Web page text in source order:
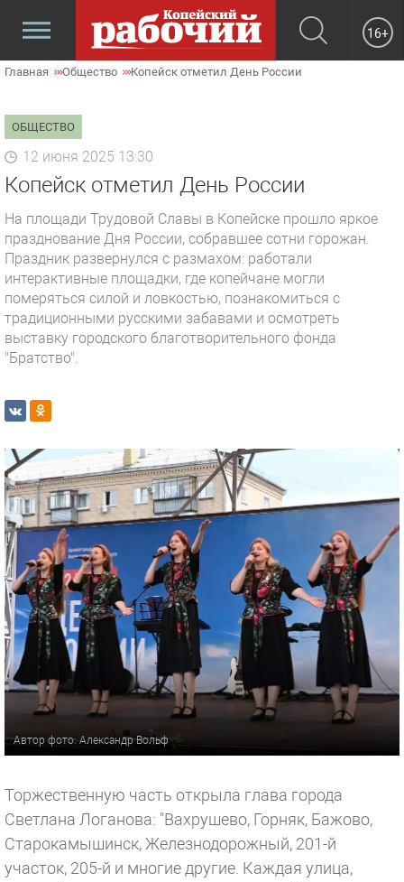
16+
Главная Общество Копейск отметил День России
ОБЩЕСТВО
12 июня 2025 13:30
Копейск отметил День России
На площади Трудовой Славы в Копейске прошло яркое
празднование Дня России, собравшее сотни горожан.
Праздник развернулся с размахом: работали
интерактивные площадки, где копейчане могли
померяться силой и ловкостью, познакомиться с
традиционными русскими забавами и осмотреть
выставку городского благотворительного фонда
"Братство".
Автор фото: Александр Вольф
Торжественную часть открыла глава города
Светлана Логанова: "Вахрушево, Горняк, Бажово,
Старокамышинск, Железнодорожный, 201-й
участок, 205-й и многие другие. Каждая улица,